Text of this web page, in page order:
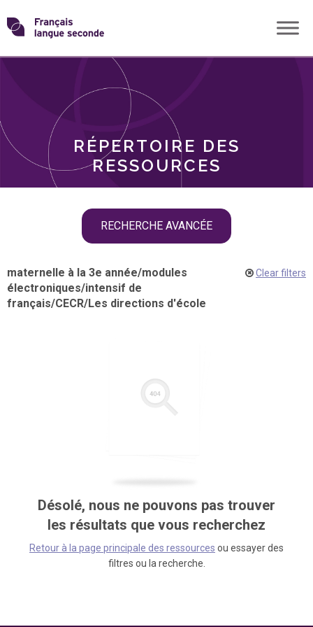
Skip
toTransformons
langue
RÉPERTOIRE DES
RESSOURCES
RECHERCHE AVANCÉE
THÈMES
maternelle à la 3e année/modules
électroniques/intensif de
français/CECR/Les directions d'école
Clear filters
Désolé, nous ne pouvons pas trouver
les résultats que vous recherchez
Retour à la page principale des ressources ou essayer des
filtres ou la recherche.